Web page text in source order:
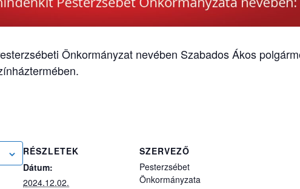
Önkormányzat nevében Szabados Ákos
RÉSZLETEK
Dátum:
2024.12.02.
SZERVEZŐ
Pesterzsébet
Önkormányzata